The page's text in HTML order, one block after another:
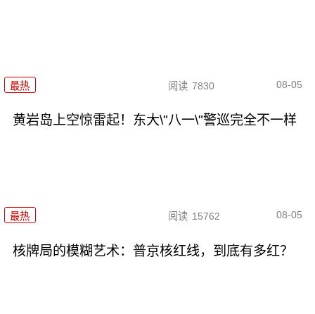
最热 阅读 7830 08-05
黄岩岛上空惊雷起！东大\"八一\"警巡完全不一样
最热 阅读 15762 08-05
核牌局的模糊艺术：普京核红线，到底有多红？